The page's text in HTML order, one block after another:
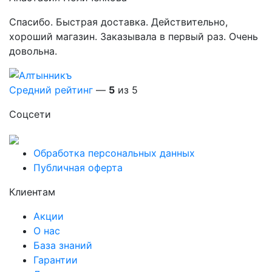
Спасибо. Быстрая доставка. Действительно,
хороший магазин. Заказывала в первый раз. Очень
довольна.
Средний рейтинг — 5 из 5
Соцсети
Обработка персональных данных
Публичная оферта
Клиентам
Акции
О нас
База знаний
Гарантии